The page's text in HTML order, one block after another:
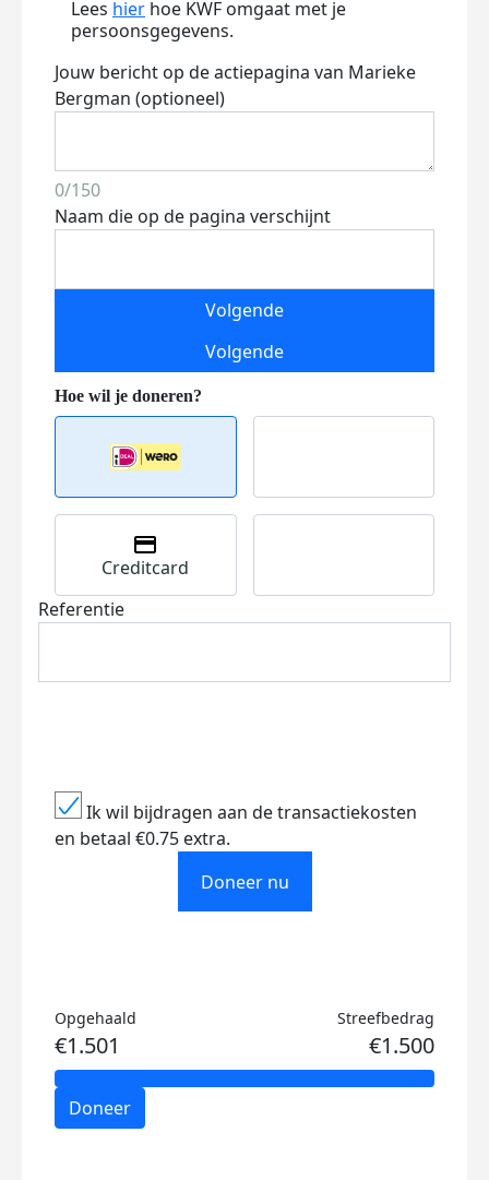
Lees hier hoe KWF omgaat met je
persoonsgegevens.
Jouw bericht op de actiepagina van Marieke
Bergman (optioneel)
0/150
Naam die op de pagina verschijnt
Volgende
Volgende
Creditcard
Referentie
Ik wil bijdragen aan de transactiekosten
en betaal €0.75 extra.
Doneer nu
Opgehaald
€1.501
Streefbedrag
€1.500
Doneer